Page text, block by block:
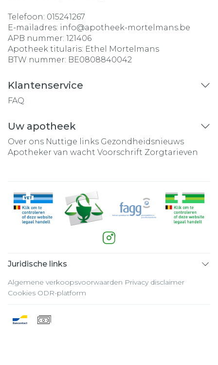
Telefoon: 015241267
E-mailadres: info@apotheek-mortelmans.be
APB nummer: 121406
Apotheek titularis: Ethel Mortelmans
BTW nummer: BE0808840042
Klantenservice
FAQ
Uw apotheek
Over ons Nuttige links Gezondheidsnieuws
Apotheker van wacht Voorschrift Zorgtarieven
Juridische links
Algemene verkoopsvoorwaarden Privacy disclaimer
Cookies ODR-platform